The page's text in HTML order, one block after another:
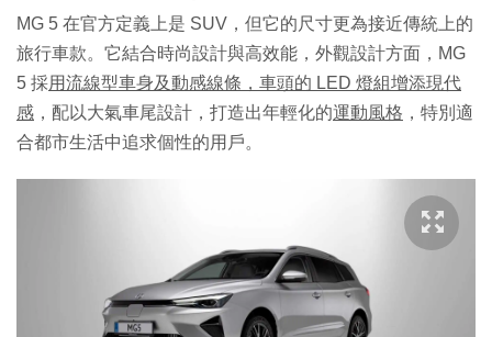
MG 5 在官方定義上是 SUV，但它的尺寸更為接近傳統上的
旅行車款。它結合時尚設計與高效能，外觀設計方面，MG
5 採用流線型車身及動感線條，車頭的 LED 燈組增添現代
感 ，配以大氣車尾設計，打造出年輕化的運動風格 ，特別適
合都市生活中追求個性的用戶。